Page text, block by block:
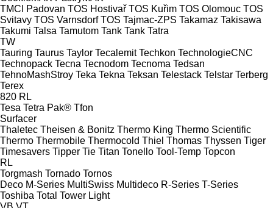
TMCI Padovan TOS Hostivař TOS Kuřim TOS Olomouc TOS
Svitavy TOS Varnsdorf TOS Tajmac-ZPS Takamaz Takisawa
Takumi Talsa Tamutom Tank Tank Tatra
TW
Tauring Taurus Taylor Tecalemit Techkon TechnologieCNC
Technopack Tecna Tecnodom Tecnoma Tedsan
TehnoMashStroy Teka Tekna Teksan Telestack Telstar Terberg
Terex
820 RL
Tesa Tetra Pak® Tfon
Surfacer
Thaletec Theisen & Bonitz Thermo King Thermo Scientific
Thermo Thermobile Thermocold Thiel Thomas Thyssen Tiger
Timesavers Tipper Tie Titan Tonello Tool-Temp Topcon
RL
Torgmash Tornado Tornos
Deco M-Series MultiSwiss Multideco R-Series T-Series
Toshiba Total Tower Light